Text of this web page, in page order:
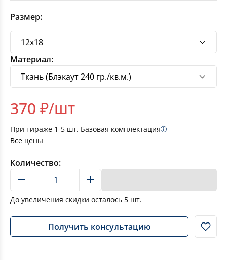
Размер:
Материал:
370 ₽/шт
При тираже 1-5 шт. Базовая комплектация
Все цены
Количество:
До увеличения скидки осталось 5 шт.
Получить консультацию